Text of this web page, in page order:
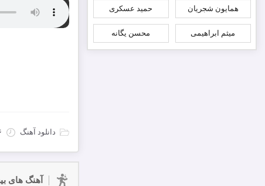
دانلود آهنگ ۶
آهنگ های
همایون شجریان حمید عسکری
میثم ابراهیمی محسن یگانه